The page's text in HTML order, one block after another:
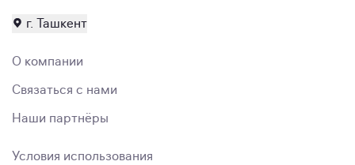
г. Ташкент
О компании
Связаться с нами
Наши партнёры
Условия использования